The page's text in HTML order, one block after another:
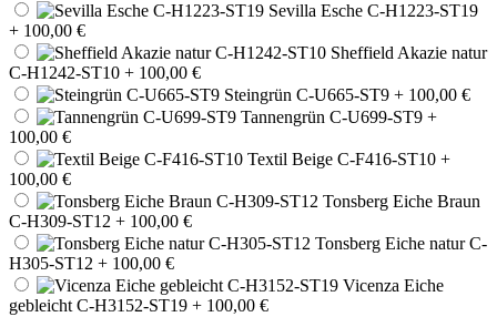
Sevilla Esche C-H1223-ST19
+ 100,00 €
Sheffield Akazie natur
C-H1242-ST10 + 100,00 €
Steingrün C-U665-ST9 + 100,00 €
Tannengrün C-U699-ST9 +
100,00 €
Textil Beige C-F416-ST10 +
100,00 €
Tonsberg Eiche Braun
C-H309-ST12 + 100,00 €
Tonsberg Eiche natur C-
H305-ST12 + 100,00 €
Vicenza Eiche
gebleicht C-H3152-ST19 + 100,00 €